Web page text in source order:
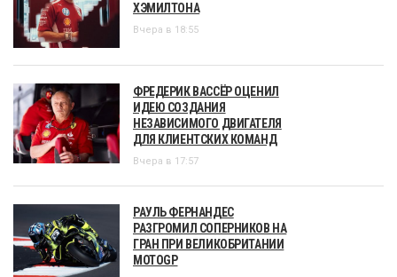
ХЭМИЛТОНА
Вчера в 18:55
ФРЕДЕРИК ВАССЁР ОЦЕНИЛ
ИДЕЮ СОЗДАНИЯ
НЕЗАВИСИМОГО ДВИГАТЕЛЯ
ДЛЯ КЛИЕНТСКИХ КОМАНД
Вчера в 17:57
РАУЛЬ ФЕРНАНДЕС
РАЗГРОМИЛ СОПЕРНИКОВ НА
ГРАН ПРИ ВЕЛИКОБРИТАНИИ
MOTOGP